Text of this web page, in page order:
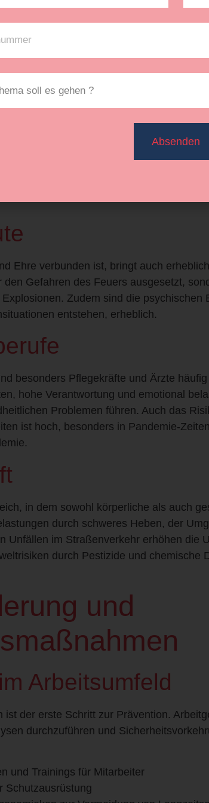
der Risikoberufe. Die körperlichen
Gesetzlichen Unfallversicherung
verzeichnen. Die häufigsten
Dächern
umfassende Sicherheitsvorkehrungen
Ehre verbunden ist, bringt auch
Gefahren des Feuers ausgesetzt,
Zudem sind die psychischen
entstehen, erheblich.
besonders Pflegekräfte und Ärzte
hohe Verantwortung und emotional
Problemen führen. Auch das
ist hoch, besonders in Pandemie-
in dem sowohl körperliche als auch
durch schweres Heben, der
Unfällen im Straßenverkehr erhöhen die
durch Pestizide und chemische
und
Arbeitsumfeld
ist der erste Schritt zur Prävention.
durchzuführen und
und Trainings für Mitarbeiter
Schutzausrüstung
Absenden